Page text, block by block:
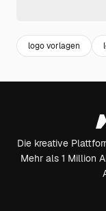
logo vorlagen
Die kreative
Mehr als 1 Million